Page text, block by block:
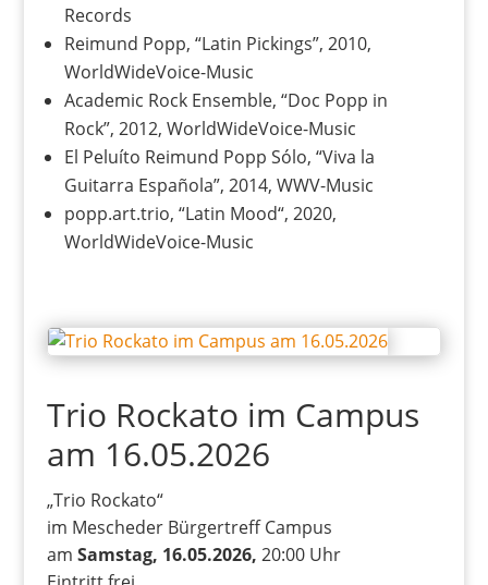
Records
Reimund Popp, “Latin Pickings”, 2010,
WorldWideVoice-Music
Academic Rock Ensemble, “Doc Popp in
Rock”, 2012, WorldWideVoice-Music
El Peluíto Reimund Popp Sólo, “Viva la
Guitarra Española”, 2014, WWV-Music
popp.art.trio, “Latin Mood“, 2020,
WorldWideVoice-Music
Trio Rockato im Campus
am 16.05.2026
„Trio Rockato“
im Mescheder Bürgertreff Campus
am Samstag, 16.05.2026, 20:00 Uhr